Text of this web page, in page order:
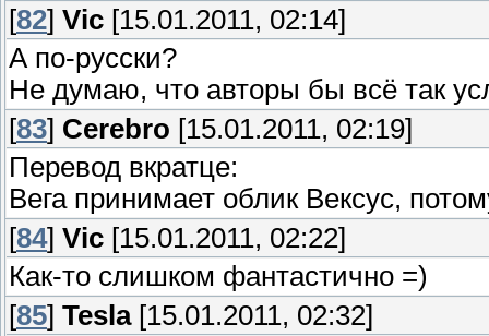
[82] Vic [15.01.2011, 02:14]
А по-русски?
Не думаю, что авторы бы всё так
[83] Cerebro [15.01.2011, 02:19]
Перевод вкратце:
Вега принимает облик Вексус,
[84] Vic [15.01.2011, 02:22]
Как-то слишком фантастично =)
[85] Tesla[15.01.2011, 02:32]